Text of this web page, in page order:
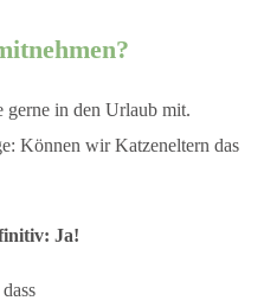
gerne in den Urlaub mit.
Können wir Katzeneltern das
Ja!